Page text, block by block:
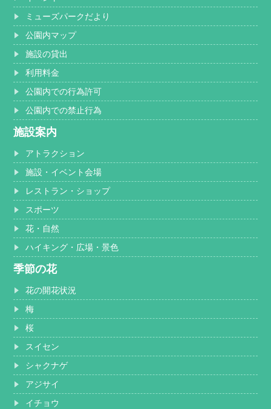
ミューズパークだより
公園内マップ
施設の貸出
利用料金
公園内での行為許可
公園内での禁止行為
施設案内
アトラクション
施設・イベント会場
レストラン・ショップ
スポーツ
花・自然
ハイキング・広場・景色
季節の花
花の開花状況
梅
桜
スイセン
シャクナゲ
アジサイ
イチョウ